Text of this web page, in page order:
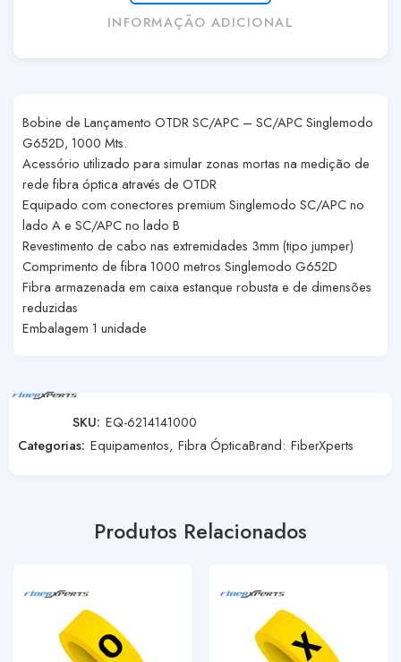
INFORMAÇÃO ADICIONAL
Bobine de Lançamento OTDR SC/APC – SC/APC Singlemodo
G652D, 1000 Mts.
Acessório utilizado para simular zonas mortas na medição de
rede fibra óptica através de OTDR
Equipado com conectores premium Singlemodo SC/APC no
lado A e SC/APC no lado B
Revestimento de cabo nas extremidades 3mm (tipo jumper)
Comprimento de fibra 1000 metros Singlemodo G652D
Fibra armazenada em caixa estanque robusta e de dimensões
reduzidas
Embalagem 1 unidade
SKU: EQ-6214141000
Categorias: Equipamentos, Fibra ÓpticaBrand: FiberXperts
Produtos Relacionados